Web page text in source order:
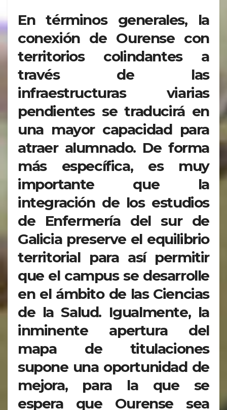
En términos generales, la
conexión de Ourense con
territorios colindantes a
través de las
infraestructuras viarias
pendientes se traducirá en
una mayor capacidad para
atraer alumnado. De forma
más específica, es muy
importante que la
integración de los estudios
de Enfermería del sur de
Galicia preserve el equilibrio
territorial para así permitir
que el campus se desarrolle
en el ámbito de las Ciencias
de la Salud. Igualmente, la
inminente apertura del
mapa de titulaciones
supone una oportunidad de
mejora, para la que se
espera que Ourense sea